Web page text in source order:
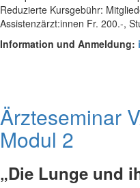
Reduzierte Kursgebühr:
Assistenzärzt:innen Fr. 200.-,
Information und Anmeldung:
Ärzteseminar
Modul 2
„Die Lunge und